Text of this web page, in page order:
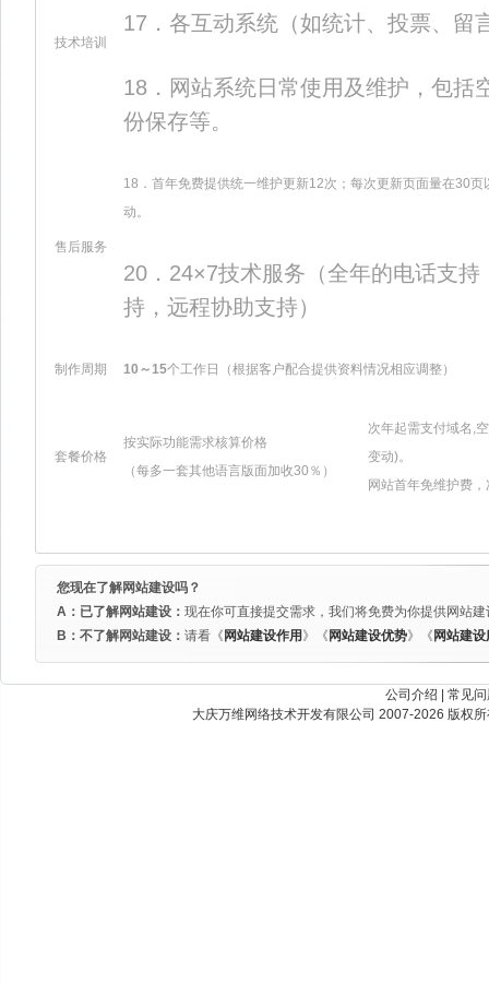
技术培训
17．各互动系统（如统计、投票、留
18．网站系统日常使用及维护，包括
份保存等。
售后服务
18．首年免费提供统一维护更新12次；每次更新页面量在30
动。
20．24×7技术服务（全年的电话支
持，远程协助支持）
制作周期 10～15个工作日（根据客户配合提供资料情况相应调整）
套餐价格
按实际功能需求核算价格
（每多一套其他语言版面加收30％）
次年起需支付域名,
变动)。
网站首年免维护费
您现在了解网站建设吗？
A：已了解网站建设： 现在你可直接提交需求，我们将免费为你提供网站
B：不了解网站建设： 请看《 网站建设作用 》《 网站建设优势》《 网站建
公司介绍
常见
大庆万维网络技术开发有限公司 2007-2026 版权